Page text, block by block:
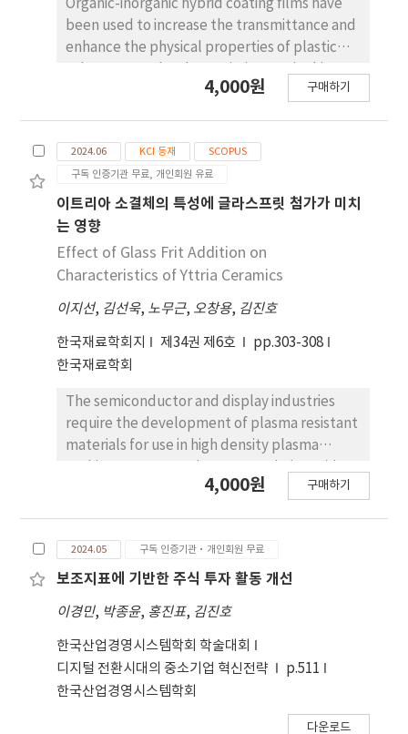
Organic-inorganic hybrid coating films have
been used to increase the transmittance and
enhance the physical properties of plastic
films were fabricated on
tetraethylsilicate (TEOS) and alkoxy silanes
including decyltrimethoxysilane (DTMS), 3-
glycidoxypropyltrimethoxysilane (GPTMS),
phenyltrimethoxysilane (PTMS), 3-
(trimethoxysilyl)propyl methacrylate
(TMSPM) and vinyltrimethoxysilane (VTMS)
coating solutions. Sol-gel synthesis was
confirmed by the results of FT-IR. Cross-
linking of the Si-O-Si network during
synthesis of the sol-gel reaction was
confirmed. The effects of each alkoxy silane
on the coating film properties were
investigated. All of the organicinorganic
hybrid coatings showed improved
transmittance of over 90 %. The surface
and the average thickness of the coating
films was measured to be about 500 nm.
showed excellent hydrophobic properties,
of about 97°.
4,000원 구매하기
2024.06 KCI 등재
SCOPUS
구독 인증기관 무료, 개인회원 유료
이트리아 소결체의 특성에 글라스프릿 첨가가 미치
는 영향
Effect of Glass Frit Addition on
Characteristics of Yttria Ceramics
이지선, 김선욱, 노무근, 오창용, 김진호
한국재료학회지 제34권 제6호
pp.303-308
한국재료학회
The semiconductor and display industries
require the development of plasma resistant
materials for use in high density plasma
ceramic material mainly used to ensure good
production, a sintering process is applied to
reduce the sintering temperature of Y2O3. In
frit to the sintered specimen was examined
when manufacturing yttria sintered
specimens for semiconductor process
equipment parts. The Y2O3 specimen was
at 1,600 °C for 1~8 h. The characteristics, X-ray
4,000원 구매하기
2024.05 구독 인증기관·개인회원 무료
보조지표에 기반한 주식 투자 활동 개선
이경민, 박종윤, 홍진표, 김진호
한국산업경영시스템학회 학술대회
디지털 전환시대의 중소기업 혁신전략
p.511
한국산업경영시스템학회
다운로드